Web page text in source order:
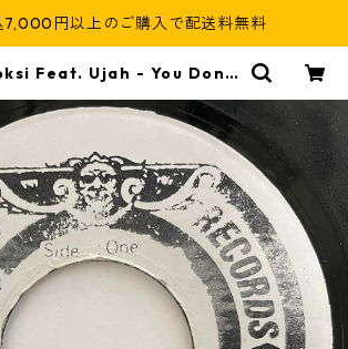
7,000円以上のご購入で配送料無料
Feat. Ujah - You Don't
oul